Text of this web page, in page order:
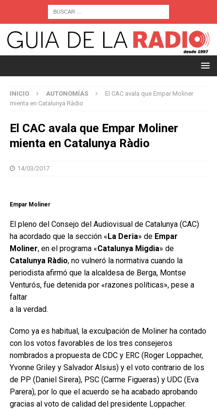
INICIO AUTONOMÍAS
El CAC avala que Empar Moliner
mienta en Catalunya Ràdio
El CAC avala que Empar Moliner
mienta en Catalunya Ràdio
14/03/2017
Empar Moliner
El pleno del Consejo del Audiovisual de Catalunya (CAC)
ha acordado que la sección «La Deria» de Empar
Moliner, en el programa «Catalunya Migdia» de
Catalunya Ràdio, no vulneró la normativa cuando la
periodista afirmó que la alcaldesa de Berga, Montse
Venturós, fue detenida por «razones políticas», pese a
faltar
a la verdad.
Como ya es habitual, la exculpación de Moliner ha contado
con los votos favorables de los tres consejeros
nombrados a propuesta de CDC y ERC (Roger Loppacher,
Yvonne Griley y Salvador Alsius) y el voto contrario de los
de PP (Daniel Sirera), PSC (Carme Figueras) y UDC (Eva
Parera), por lo que el acuerdo se ha acabado aprobando
gracias al voto de calidad del presidente Loppacher.